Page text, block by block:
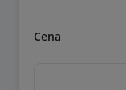
Cena